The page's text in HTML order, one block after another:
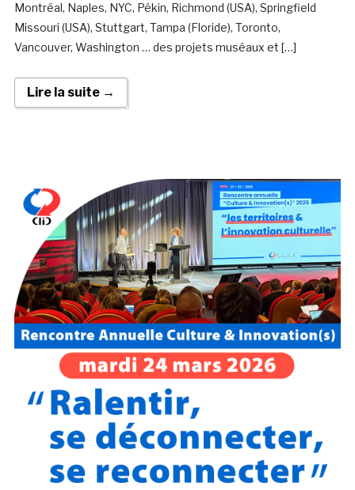
Montréal, Naples, NYC, Pékin, Richmond (USA), Springfield
Missouri (USA), Stuttgart, Tampa (Floride), Toronto,
Vancouver, Washington … des projets muséaux et […]
Lire la suite →